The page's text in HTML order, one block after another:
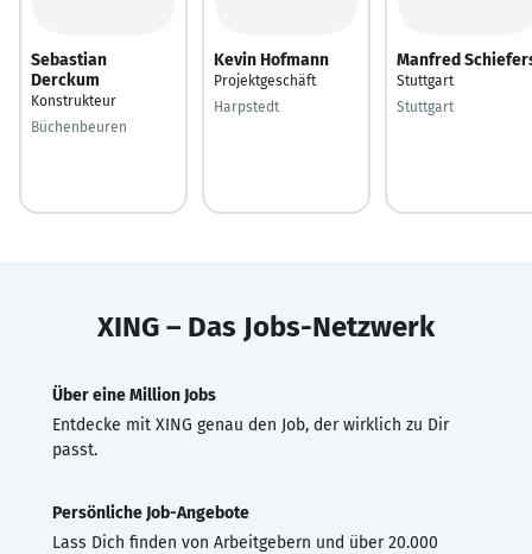
Sebastian
Derckum
Konstrukteur
Büchenbeuren
Kevin Hofmann
Projektgeschäft
Harpstedt
Manfred
Stuttgart
Stuttgart
XING – Das Jobs-Netzwerk
Über eine Million Jobs
Entdecke mit XING genau den Job, der wirklich zu Dir
passt.
Persönliche Job-Angebote
Lass Dich finden von Arbeitgebern und über 20.000